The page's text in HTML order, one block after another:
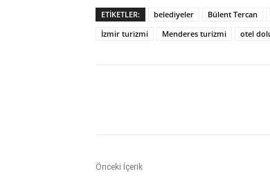
ETIKETLER: belediyeler Bülent Tercan
İzmir turizmi
Menderes turizmi otel
Önceki İçerik